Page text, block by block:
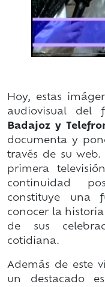
Hoy, estas
audiovisual del
Badajoz y
documenta y
través de su
primera
continuidad
constituye una
conocer la
de sus
cotidiana.
Además de este
un destacado